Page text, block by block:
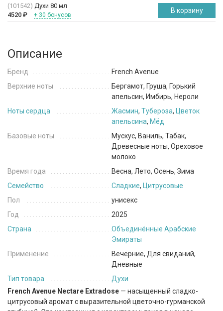
(101542) Духи 80 мл
4520 ₽ + 30 бонусов
В корзину
Описание
Бренд
French Avenue
Верхние ноты
Бергамот, Груша, Горький
апельсин, Имбирь, Нероли
Ноты сердца
Жасмин, Тубероза, Цветок
апельсина, Мёд
Базовые ноты
Мускус, Ваниль, Табак,
Древесные ноты, Ореховое
молоко
Время года
Весна, Лето, Осень, Зима
Семейство
Сладкие, Цитрусовые
Пол
унисекс
Год
2025
Страна
Объединённые Арабские
Эмираты
Применение
Вечерние, Для свиданий,
Дневные
Тип товара
Духи
French Avenue Nectare Extradose — насыщенный сладко-
цитрусовый аромат с выразительной цветочно-гурманской